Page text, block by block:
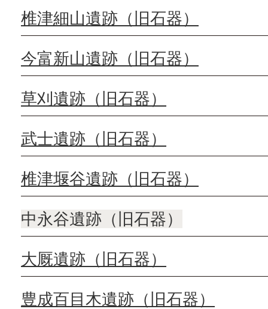
椎津細山遺跡（旧石器）
今富新山遺跡（旧石器）
草刈遺跡（旧石器）
武士遺跡（旧石器）
椎津堰谷遺跡（旧石器）
中永谷遺跡（旧石器）
大厩遺跡（旧石器）
豊成百目木遺跡（旧石器）